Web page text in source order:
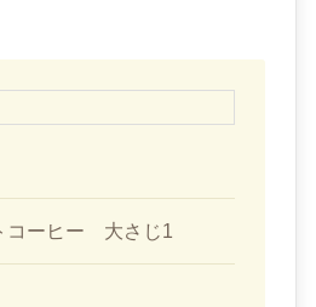
コーヒー 大さじ1